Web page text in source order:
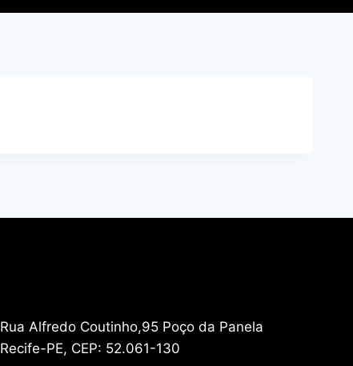
Rua Alfredo Coutinho,95 Poço da Panela
Recife-PE, CEP: 52.061-130